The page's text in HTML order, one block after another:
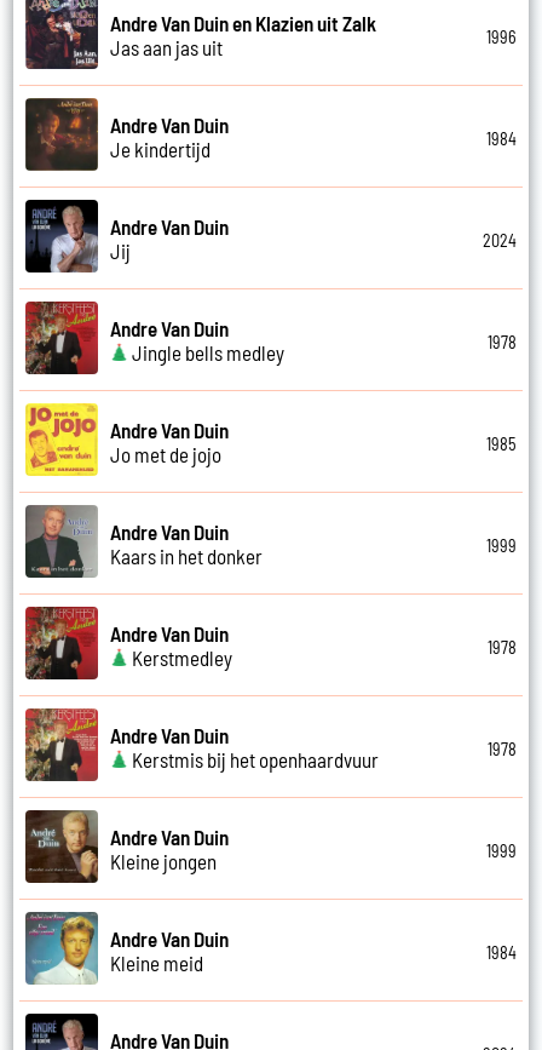
Andre Van Duin en Klazien uit Zalk
Jas aan jas uit
1996
Andre Van Duin
Je kindertijd
1984
Andre Van Duin
Jij
2024
Andre Van Duin
Jingle bells medley
1978
Andre Van Duin
Jo met de jojo
1985
Andre Van Duin
Kaars in het donker
1999
Andre Van Duin
Kerstmedley
1978
Andre Van Duin
Kerstmis bij het openhaardvuur
1978
Andre Van Duin
Kleine jongen
1999
Andre Van Duin
Kleine meid
1984
Andre Van Duin